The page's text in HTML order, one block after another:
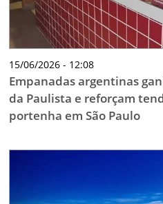
15/06/2026 - 12:08
Empanadas argentinas
da Paulista e reforçam
portenha em São Paulo